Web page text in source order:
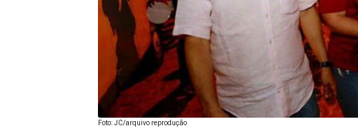
Foto: JC/arquivo reprodução